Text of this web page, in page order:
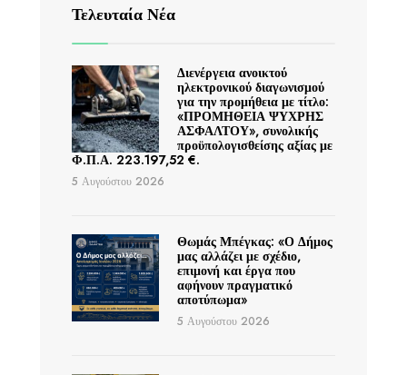
Τελευταία Νέα
Διενέργεια ανοικτού
ηλεκτρονικού διαγωνισμού
για την προμήθεια με τίτλο:
«ΠΡΟΜΗΘΕΙΑ ΨΥΧΡΗΣ
ΑΣΦΑΛΤΟΥ», συνολικής
προϋπολογισθείσης αξίας με
Φ.Π.Α. 223.197,52 €.
5 Αυγούστου 2026
Θωμάς Μπέγκας: «Ο Δήμος
μας αλλάζει με σχέδιο,
επιμονή και έργα που
αφήνουν πραγματικό
αποτύπωμα»
5 Αυγούστου 2026